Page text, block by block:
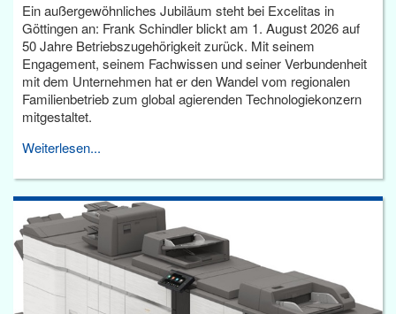
Ein außergewöhnliches Jubiläum steht bei Excelitas in
Göttingen an: Frank Schindler blickt am 1. August 2026 auf
50 Jahre Betriebszugehörigkeit zurück. Mit seinem
Engagement, seinem Fachwissen und seiner Verbundenheit
mit dem Unternehmen hat er den Wandel vom regionalen
Familienbetrieb zum global agierenden Technologiekonzern
mitgestaltet.
Weiterlesen...